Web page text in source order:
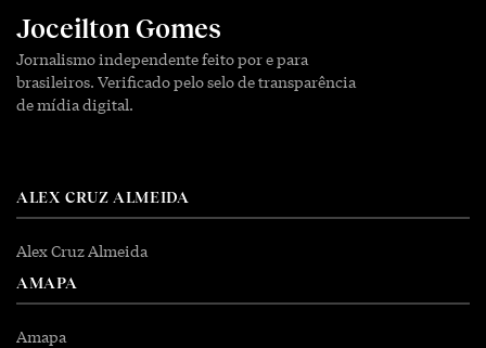
Joceilton Gomes
Jornalismo independente feito por e para
brasileiros. Verificado pelo selo de transparência
de mídia digital.
ALEX CRUZ ALMEIDA
Alex Cruz Almeida
AMAPA
Amapa